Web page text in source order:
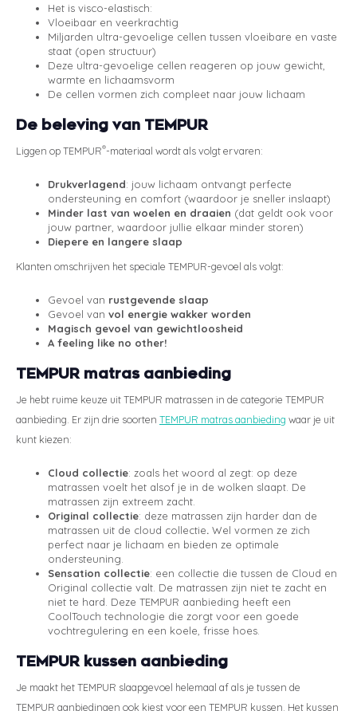
Het is visco-elastisch:
Vloeibaar en veerkrachtig
Miljarden ultra-gevoelige cellen tussen vloeibare en vaste
staat (open structuur)
Deze ultra-gevoelige cellen reageren op jouw gewicht,
warmte en lichaamsvorm
De cellen vormen zich compleet naar jouw lichaam
De beleving van TEMPUR
Liggen op TEMPUR®-materiaal wordt als volgt ervaren:
Drukverlagend: jouw lichaam ontvangt perfecte
ondersteuning en comfort (waardoor je sneller inslaapt)
Minder last van woelen en draaien (dat geldt ook voor
jouw partner, waardoor jullie elkaar minder storen)
Diepere en langere slaap
Klanten omschrijven het speciale TEMPUR-gevoel als volgt:
Gevoel van rustgevende slaap
Gevoel van vol energie wakker worden
Magisch gevoel van gewichtloosheid
A feeling like no other!
TEMPUR matras aanbieding
Je hebt ruime keuze uit TEMPUR matrassen in de categorie TEMPUR
aanbieding. Er zijn drie soorten TEMPUR matras aanbieding waar je uit
kunt kiezen:
Cloud collectie: zoals het woord al zegt: op deze
matrassen voelt het alsof je in de wolken slaapt. De
matrassen zijn extreem zacht.
Original collectie: deze matrassen zijn harder dan de
matrassen uit de cloud collectie. Wel vormen ze zich
perfect naar je lichaam en bieden ze optimale
ondersteuning.
Sensation collectie: een collectie die tussen de Cloud en
Original collectie valt. De matrassen zijn niet te zacht en
niet te hard. Deze TEMPUR aanbieding heeft een
CoolTouch technologie die zorgt voor een goede
vochtregulering en een koele, frisse hoes.
TEMPUR kussen aanbieding
Je maakt het TEMPUR slaapgevoel helemaal af als je tussen de
TEMPUR aanbiedingen ook kiest voor een TEMPUR kussen. Het kussen